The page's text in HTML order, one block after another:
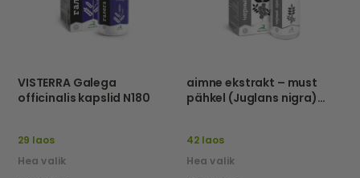
VISTERRA Galega
officinalis kapslid N180
29 laos
Hea valik
aimne ekstrakt – must
pähkel (Juglans nigra)
42 laos
Hea valik